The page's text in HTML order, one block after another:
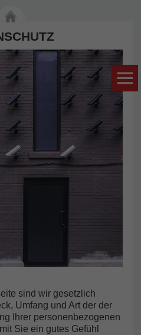
sind wir gesetzlich
Umfang und Art der der
Ihrer personenbezogenen
Sie ein gutes Gefühl